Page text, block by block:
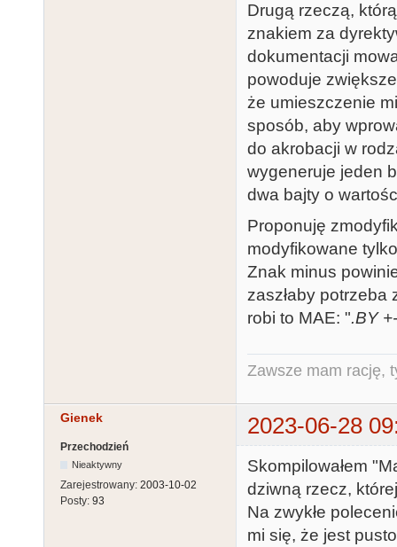
Drugą rzeczą,
znakiem za
dokumentacji
powoduje
że umieszczenie
sposób, aby
do akrobacji w
wygeneruje jeden
dwa bajty o
Proponuję
modyfikowane
Znak minus
zaszłaby
robi to MAE: ".BY
Zawsze mam rację,
Gienek 2023-06-28
Przechodzień
Nieaktywny
Zarejestrowany: 2003-10-02
Posty: 93
Skompilowałem
dziwną rzecz,
Na zwykłe
mi się, że jest